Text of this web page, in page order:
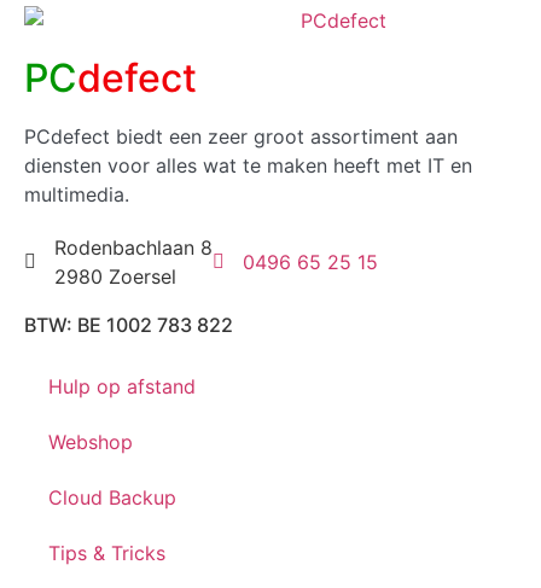
PCdefect
PCdefect biedt een zeer groot assortiment aan
diensten voor alles wat te maken heeft met IT en
multimedia.
Rodenbachlaan 8
2980 Zoersel
0496 65 25 15
BTW: BE 1002 783 822
Hulp op afstand
Webshop
Cloud Backup
Tips & Tricks